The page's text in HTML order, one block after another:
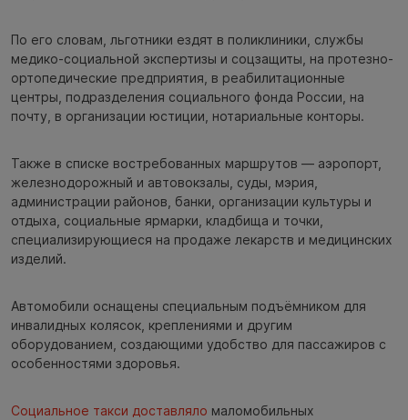
По его словам, льготники ездят в поликлиники, службы
медико-социальной экспертизы и соцзащиты, на протезно-
ортопедические предприятия, в реабилитационные
центры, подразделения социального фонда России, на
почту, в организации юстиции, нотариальные конторы.
Также в списке востребованных маршрутов — аэропорт,
железнодорожный и автовокзалы, суды, мэрия,
администрации районов, банки, организации культуры и
отдыха, социальные ярмарки, кладбища и точки,
специализирующиеся на продаже лекарств и медицинских
изделий.
Автомобили оснащены специальным подъёмником для
инвалидных колясок, креплениями и другим
оборудованием, создающими удобство для пассажиров с
особенностями здоровья.
Социальное такси доставляло маломобильных